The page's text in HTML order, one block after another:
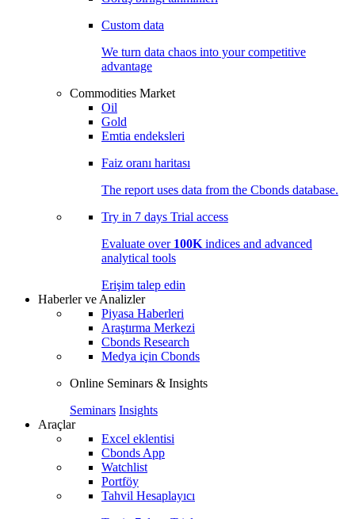
Custom data
We turn data chaos into your competitive
advantage
Commodities Market
Oil
Gold
Emtia endeksleri
Faiz oranı haritası
The report uses data from the Cbonds database.
Try in 7 days Trial access
Evaluate over 100K indices and advanced
analytical tools
Erişim talep edin
Haberler ve Analizler
Piyasa Haberleri
Araştırma Merkezi
Cbonds Research
Medya için Cbonds
Online Seminars & Insights
Seminars Insights
Araçlar
Excel eklentisi
Cbonds App
Watchlist
Portföy
Tahvil Hesaplayıcı